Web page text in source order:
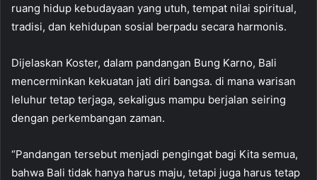
ruang hidup kebudayaan yang utuh, tempat nilai spiritual,
tradisi, dan kehidupan sosial berpadu secara harmonis.
Dijelaskan Koster, dalam pandangan Bung Karno, Bali
mencerminkan kekuatan jati diri bangsa. di mana warisan
leluhur tetap terjaga, sekaligus mampu berjalan seiring
dengan perkembangan zaman.
“Pandangan tersebut menjadi pengingat bagi Kita semua,
bahwa Bali tidak hanya harus maju, tetapi juga harus tetap